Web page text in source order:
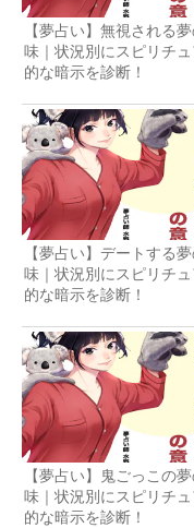
【夢占い】無視される
味｜状況別にスピリチ
的な暗示を診断！
【夢占い】デートする
味｜状況別にスピリチ
的な暗示を診断！
【夢占い】鬼ごっこの
味｜状況別にスピリチ
的な暗示を診断！